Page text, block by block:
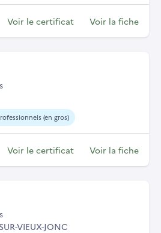
Voir le certificat Voir la fiche
(en gros)
Voir le certificat Voir la fiche
VIEUX-JONC